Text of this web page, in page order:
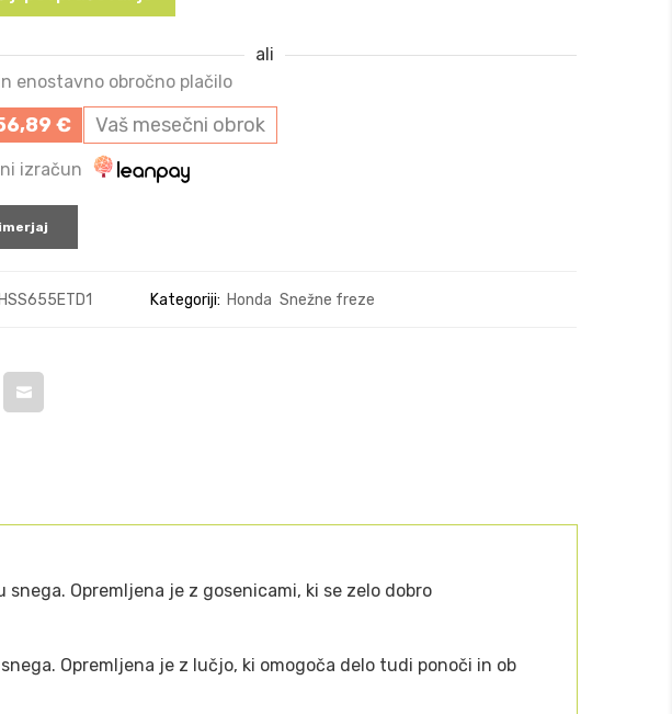
ali
enostavno obročno plačilo
€ Vaš mesečni obrok
izračun
HSS655ETD1 Kategoriji: Honda Snežne freze
Opremljena je z gosenicami, ki se zelo dobro
Opremljena je z lučjo, ki omogoča delo tudi ponoči in ob